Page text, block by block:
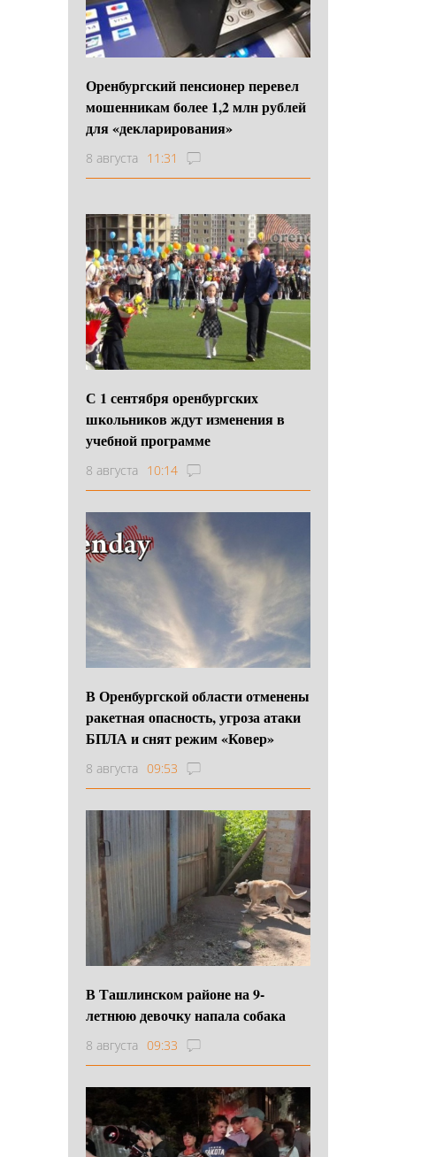
Оренбургский пенсионер перевел
мошенникам более 1,2 млн рублей
для «декларирования»
8 августа 11:31
С 1 сентября оренбургских
школьников ждут изменения в
учебной программе
8 августа 10:14
В Оренбургской области отменены
ракетная опасность, угроза атаки
БПЛА и снят режим «Ковер»
8 августа 09:53
В Ташлинском районе на 9-
летнюю девочку напала собака
8 августа 09:33